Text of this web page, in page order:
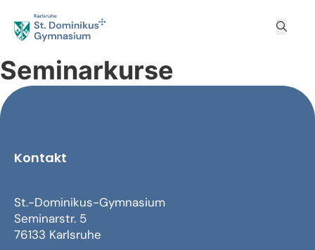
Seminarkurse
Kontakt
St.-Dominikus-Gymnasium
Seminarstr. 5
76133 Karlsruhe